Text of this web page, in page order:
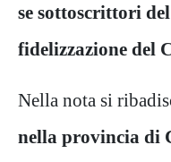
se sottoscrittori
fidelizzazione del
Nella nota si
nella provincia di